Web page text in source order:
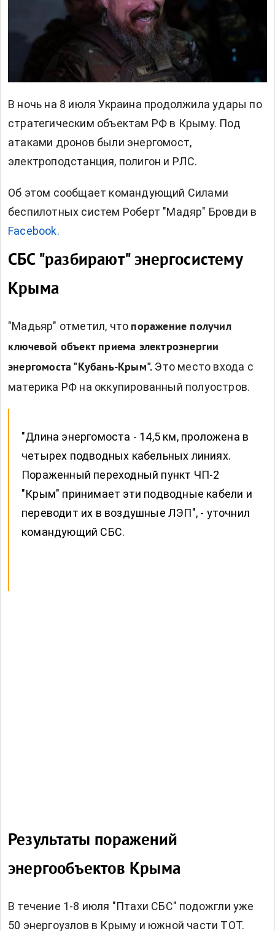
В ночь на 8 июля Украина продолжила удары по
стратегическим объектам РФ в Крыму. Под
атаками дронов были энергомост,
электроподстанция, полигон и РЛС.
Об этом сообщает командующий Силами
беспилотных систем Роберт "Мадяр" Бровди в
Facebook.
СБС "разбирают" энергосистему
Крыма
"Мадьяр" отметил, что поражение получил
ключевой объект приема электроэнергии
энергомоста "Кубань-Крым". Это место входа с
материка РФ на оккупированный полуостров.
"Длина энергомоста - 14,5 км, проложена в
четырех подводных кабельных линиях.
Пораженный переходный пункт ЧП-2
"Крым" принимает эти подводные кабели и
переводит их в воздушные ЛЭП", - уточнил
командующий СБС.
Результаты поражений
энергообъектов Крыма
В течение 1-8 июля "Птахи СБС" подожгли уже
50 энергоузлов в Крыму и южной части ТОТ.